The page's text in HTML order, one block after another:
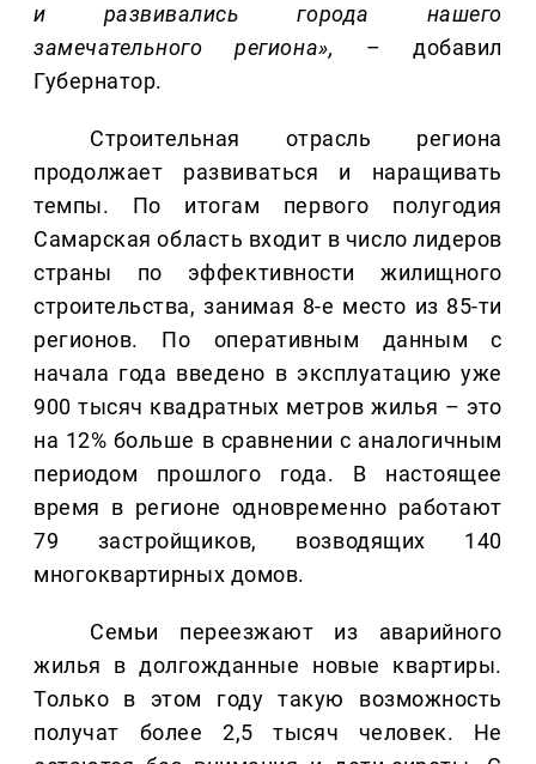
и развивались города нашего
замечательного региона»,
– добавил
Губернатор.
Строительная отрасль региона
продолжает развиваться и наращивать
темпы. По итогам первого полугодия
Самарская область входит в число лидеров
страны по эффективности жилищного
строительства, занимая 8-е место из 85-ти
регионов. По оперативным данным с
начала года введено в эксплуатацию уже
900 тысяч квадратных метров жилья – это
на 12% больше в сравнении с аналогичным
периодом прошлого года. В настоящее
время в регионе одновременно работают
79 застройщиков, возводящих 140
многоквартирных домов.
Семьи переезжают из аварийного
жилья в долгожданные новые квартиры.
Только в этом году такую возможность
получат более 2,5 тысяч человек. Не